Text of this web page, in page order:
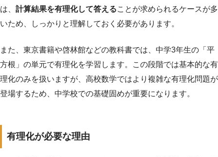
は、 計算結果を有理化して答えることが求められるケースが多
いため、しっかりと理解しておく必要があります。
また、東京書籍や啓林館などの教科書では、中学3年生の「平
方根」の単元で有理化を学習します。この段階では基本的な有
理化のみを扱いますが、高校数学ではより複雑な有理化問題が
登場するため、中学校での基礎固めが重要になります。
有理化が必要な理由